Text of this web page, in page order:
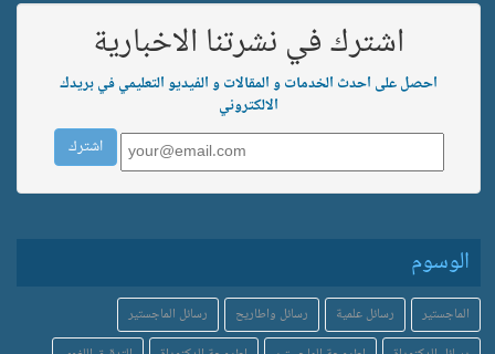
اشترك في نشرتنا الاخبارية
احصل على احدث الخدمات و المقالات و الفيديو التعليمي في بريدك
الالكتروني
الوسوم
الماجستير رسائل علمية رسائل واطاريح
رسائل الماجستير